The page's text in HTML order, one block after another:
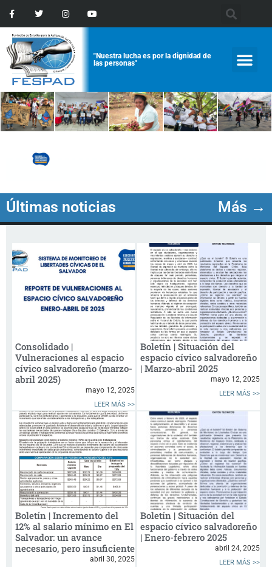
"Nuestra lucha es por la dignidad de
las personas"
Últimas noticias Más →
Consolidado |
Vulneraciones al espacio
cívico salvadoreño (marzo-
abril 2025)
mayo 12, 2025
LEER MÁS >>
Boletín | Situación del
espacio cívico salvadoreño
| Marzo-abril 2025
mayo 12, 2025
LEER MÁS >>
Boletín | Incremento del
12% al salario mínimo en El
Salvador: un avance
necesario, pero insuficiente
abril 30, 2025
Boletín | Situación del
espacio cívico salvadoreño
| Enero-febrero 2025
abril 24, 2025
LEER MÁS >>